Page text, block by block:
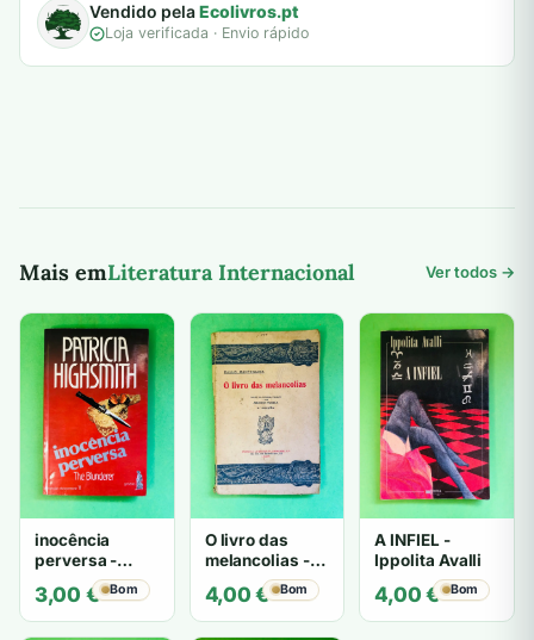
Vendido pelaEcolivros.pt
Loja verificada · Envio rápido
Mais emLiteratura Internacional Ver todos →
inocência
perversa -
PATRICIA
HIGHSMITH
3,00 € Bom
O livro das
melancolias -
Mantegazza
4,00€ Bom
A INFIEL -
Ippolita Avalli
4,00€ Bom